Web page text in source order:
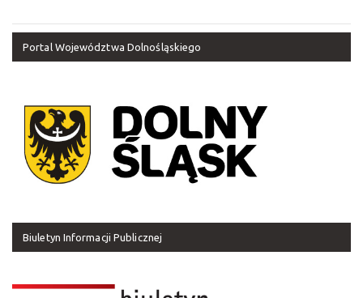
Portal Województwa Dolnośląskiego
Biuletyn Informacji Publicznej